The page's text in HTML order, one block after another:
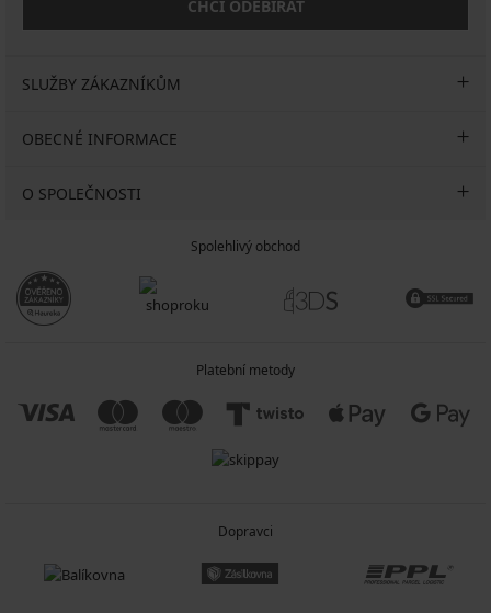
CHCI ODEBÍRAT
SLUŽBY ZÁKAZNÍKŮM
OBECNÉ INFORMACE
O SPOLEČNOSTI
Spolehlivý obchod
Platební metody
Dopravci